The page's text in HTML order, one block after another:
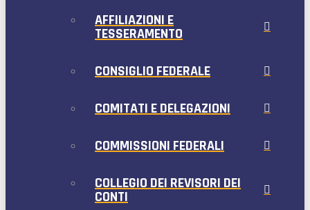
AFFILIAZIONI E
TESSERAMENTO
CONSIGLIO FEDERALE
COMITATI E DELEGAZIONI
COMMISSIONI FEDERALI
COLLEGIO DEI REVISORI DEI
CONTI